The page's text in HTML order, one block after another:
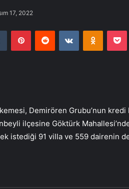
17, 2022
Tumblr PinterestReddit VKontakte
Demirören Grubu’nun kredi
ilçesine Göktürk
istediği 91 villa ve 559 dairenin